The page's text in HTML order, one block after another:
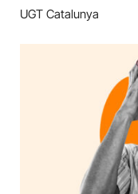
UGT Catalunya